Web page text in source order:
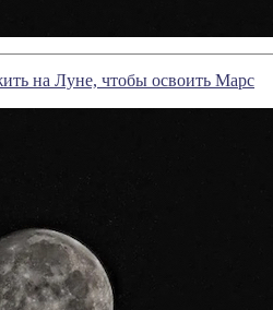
на Луне, чтобы освоить Марс